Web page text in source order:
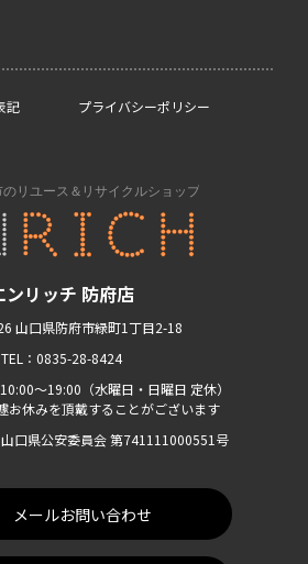
ンリッチ 防府店
山口県防府市緑町1丁目2-18
TEL：0835-28-8424
〜19:00（水曜日・日曜日 定休）
お休みを頂戴することがございます
口県公安委員会 第741111000551号
メールお問い合わせ
記 プライバシーポリシー